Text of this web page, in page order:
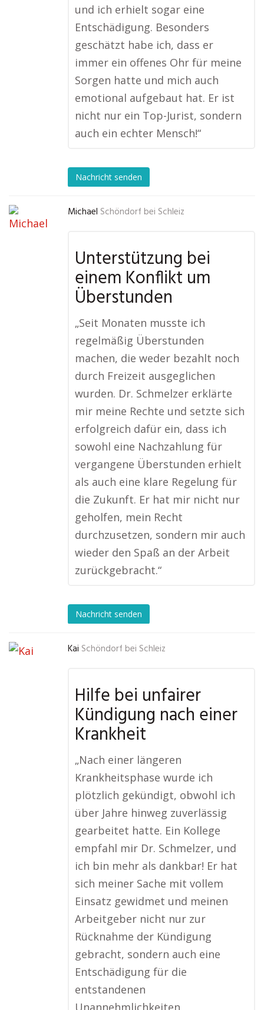
und ich erhielt sogar eine
Entschädigung. Besonders
geschätzt habe ich, dass er
immer ein offenes Ohr für meine
Sorgen hatte und mich auch
emotional aufgebaut hat. Er ist
nicht nur ein Top-Jurist, sondern
auch ein echter Mensch!“
Nachricht senden
Michael Schöndorf bei Schleiz
Unterstützung bei
einem Konflikt um
Überstunden
„Seit Monaten musste ich
regelmäßig Überstunden
machen, die weder bezahlt noch
durch Freizeit ausgeglichen
wurden. Dr. Schmelzer erklärte
mir meine Rechte und setzte sich
erfolgreich dafür ein, dass ich
sowohl eine Nachzahlung für
vergangene Überstunden erhielt
als auch eine klare Regelung für
die Zukunft. Er hat mir nicht nur
geholfen, mein Recht
durchzusetzen, sondern mir auch
wieder den Spaß an der Arbeit
zurückgebracht.“
Nachricht senden
Kai Schöndorf bei Schleiz
Hilfe bei unfairer
Kündigung nach einer
Krankheit
„Nach einer längeren
Krankheitsphase wurde ich
plötzlich gekündigt, obwohl ich
über Jahre hinweg zuverlässig
gearbeitet hatte. Ein Kollege
empfahl mir Dr. Schmelzer, und
ich bin mehr als dankbar! Er hat
sich meiner Sache mit vollem
Einsatz gewidmet und meinen
Arbeitgeber nicht nur zur
Rücknahme der Kündigung
gebracht, sondern auch eine
Entschädigung für die
entstandenen